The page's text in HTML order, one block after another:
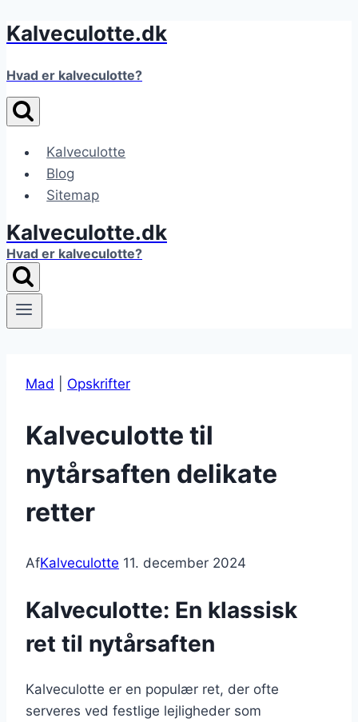
Fortsæt
indhold
Kalveculotte.dk
Hvad er kalveculotte?
Kalveculotte
Blog
Sitemap
Kalveculotte.dk
Hvad er kalveculotte?
Mad Opskrifter
Kalveculotte til
nytårsaften delikate
retter
AfKalveculotte 11. december 2024
Kalveculotte: En klassisk
ret til nytårsaften
Kalveculotte er en populær ret, der ofte
serveres ved festlige lejligheder som